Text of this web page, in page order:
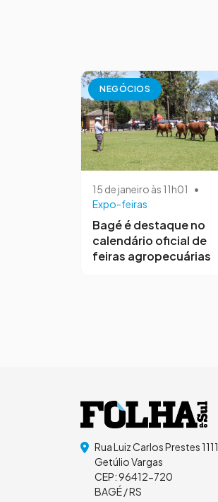
NEGÓCIOS
15 de janeiro às 11h01
•
Expo-feiras
Bagé é destaque no
calendário oficial de
feiras agropecuárias
Rua Luiz Carlos Prestes 1111
Getúlio Vargas
CEP: 96412-720
BAGÉ / RS